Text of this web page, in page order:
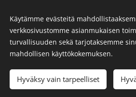
Lisää
Lelu- ja muovikorjaamo
Ylöjärvi, 045 217
Evästeet
Käytämme evästeitä
verkkosivustomme asianmukaisen
turvallisuuden sekä tarjotaksemme
mahdollisen käyttökokemuksen.
Hyväksy vain tarpeelliset